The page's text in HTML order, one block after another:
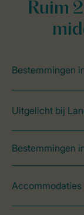
Ruim
Bestemmingen
Uitgelicht bij
Bestemmingen
Accommodaties